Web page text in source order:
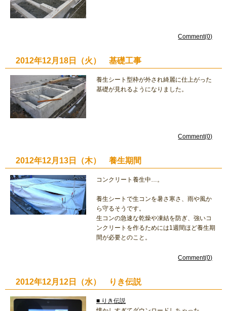
Comment(0)
2012年12月18日（火） 基礎工事
養生シート型枠が外され綺麗に仕上がった
基礎が見れるようになりました。
Comment(0)
2012年12月13日（木） 養生期間
コンクリート養生中…。
養生シートで生コンを暑さ寒さ、雨や風か
ら守るそうです。
生コンの急速な乾燥や凍結を防ぎ、強いコ
ンクリートを作るためには1週間ほど養生期
間が必要とのこと。
Comment(0)
2012年12月12日（水） りき伝説
■ りき伝説